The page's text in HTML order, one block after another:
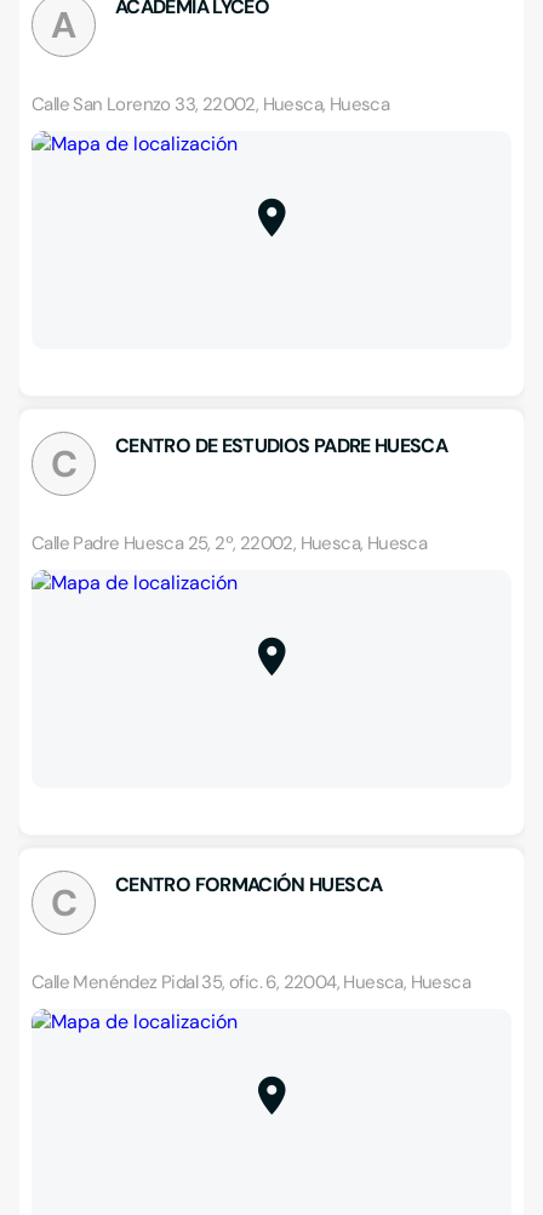
A ACADEMIA LYCEO
Calle San Lorenzo 33, 22002, Huesca, Huesca
C CENTRO DE ESTUDIOS PADRE HUESCA
Calle Padre Huesca 25, 2º, 22002, Huesca, Huesca
C CENTRO FORMACIÓN HUESCA
Calle Menéndez Pidal 35, ofic. 6, 22004, Huesca, Huesca